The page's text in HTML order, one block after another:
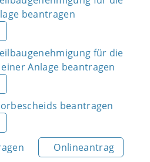
beantragen
für die
Anlage beantragen
beantragen
Onlineantrag